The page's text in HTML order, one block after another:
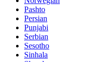
Pashto
Persian
Punjabi
Serbian
Sesotho
Sinhala